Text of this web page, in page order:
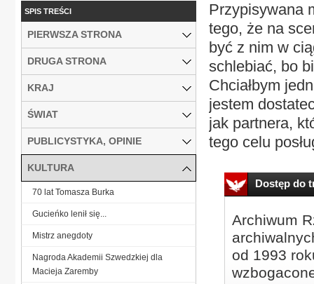
Przypisywana
tego, że na
być z nim w
schlebiać, bo
Chciałbym
jestem
jak partnera,
tego celu
Dostęp do
Archiwum
od 1993
SPIS TREŚCI
PIERWSZA STRONA
DRUGA STRONA
KRAJ
ŚWIAT
PUBLICYSTYKA, OPINIE
KULTURA
70 lat Tomasza Burka
Gucieńko lenił się...
Mistrz anegdoty
Nagroda Akademii Szwedzkiej dla
Macieja Zaremby